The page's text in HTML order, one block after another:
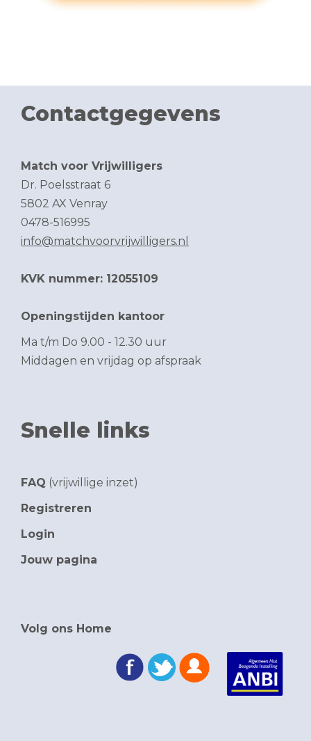
Contactgegevens
Match voor Vrijwilligers
Dr. Poelsstraat 6
5802 AX Venray
0478-516995
info@matchvoorvrijwilligers.nl
KVK nummer: 12055109
Openingstijden kantoor
Ma t/m Do 9.00 - 12.30 uur
Middagen en vrijdag op afspraak
Snelle links
FAQ (vrijwillige inzet)
Registreren
Login
Jouw pagina
Volg ons Home